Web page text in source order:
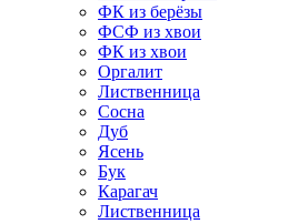
ФК из берёзы
ФСФ из хвои
ФК из хвои
Оргалит
Лиственница
Сосна
Дуб
Ясень
Бук
Карагач
Лиственница